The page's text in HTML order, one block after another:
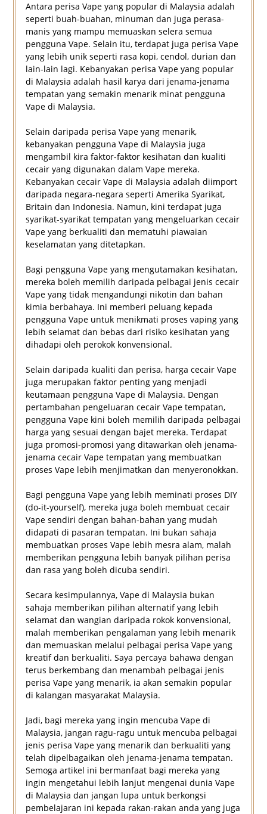
Antara perisa Vape yang popular di Malaysia adalah
seperti buah-buahan, minuman dan juga perasa-
manis yang mampu memuaskan selera semua
pengguna Vape. Selain itu, terdapat juga perisa Vape
yang lebih unik seperti rasa kopi, cendol, durian dan
lain-lain lagi. Kebanyakan perisa Vape yang popular
di Malaysia adalah hasil karya dari jenama-jenama
tempatan yang semakin menarik minat pengguna
Vape di Malaysia.
Selain daripada perisa Vape yang menarik,
kebanyakan pengguna Vape di Malaysia juga
mengambil kira faktor-faktor kesihatan dan kualiti
cecair yang digunakan dalam Vape mereka.
Kebanyakan cecair Vape di Malaysia adalah diimport
daripada negara-negara seperti Amerika Syarikat,
Britain dan Indonesia. Namun, kini terdapat juga
syarikat-syarikat tempatan yang mengeluarkan cecair
Vape yang berkualiti dan mematuhi piawaian
keselamatan yang ditetapkan.
Bagi pengguna Vape yang mengutamakan kesihatan,
mereka boleh memilih daripada pelbagai jenis cecair
Vape yang tidak mengandungi nikotin dan bahan
kimia berbahaya. Ini memberi peluang kepada
pengguna Vape untuk menikmati proses vaping yang
lebih selamat dan bebas dari risiko kesihatan yang
dihadapi oleh perokok konvensional.
Selain daripada kualiti dan perisa, harga cecair Vape
juga merupakan faktor penting yang menjadi
keutamaan pengguna Vape di Malaysia. Dengan
pertambahan pengeluaran cecair Vape tempatan,
pengguna Vape kini boleh memilih daripada pelbagai
harga yang sesuai dengan bajet mereka. Terdapat
juga promosi-promosi yang ditawarkan oleh jenama-
jenama cecair Vape tempatan yang membuatkan
proses Vape lebih menjimatkan dan menyeronokkan.
Bagi pengguna Vape yang lebih meminati proses DIY
(do-it-yourself), mereka juga boleh membuat cecair
Vape sendiri dengan bahan-bahan yang mudah
didapati di pasaran tempatan. Ini bukan sahaja
membuatkan proses Vape lebih mesra alam, malah
memberikan pengguna lebih banyak pilihan perisa
dan rasa yang boleh dicuba sendiri.
Secara kesimpulannya, Vape di Malaysia bukan
sahaja memberikan pilihan alternatif yang lebih
selamat dan wangian daripada rokok konvensional,
malah memberikan pengalaman yang lebih menarik
dan memuaskan melalui pelbagai perisa Vape yang
kreatif dan berkualiti. Saya percaya bahawa dengan
terus berkembang dan menambah pelbagai jenis
perisa Vape yang menarik, ia akan semakin popular
di kalangan masyarakat Malaysia.
Jadi, bagi mereka yang ingin mencuba Vape di
Malaysia, jangan ragu-ragu untuk mencuba pelbagai
jenis perisa Vape yang menarik dan berkualiti yang
telah dipelbagaikan oleh jenama-jenama tempatan.
Semoga artikel ini bermanfaat bagi mereka yang
ingin mengetahui lebih lanjut mengenai dunia Vape
di Malaysia dan jangan lupa untuk berkongsi
pembelajaran ini kepada rakan-rakan anda yang juga